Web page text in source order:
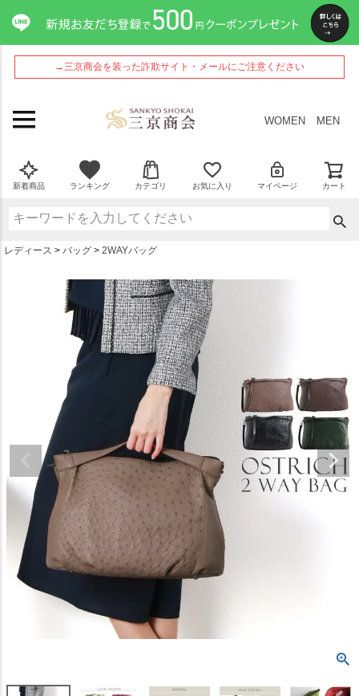
→三京商会を装った詐欺サイト・メールにご注意ください
WOMEN MEN
新着商品 ランキング カテゴリ お気に入り マイページ カート
レディース バッグ 2WAYバッグ
ペー
ジト
ップ
へ